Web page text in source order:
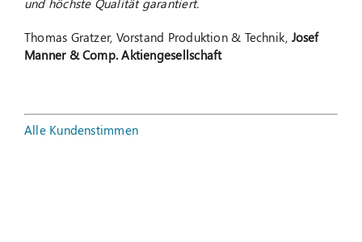
Thomas Gratzer, Vorstand Produktion & Technik, Josef
Manner & Comp. Aktiengesellschaft
Alle Kundenstimmen